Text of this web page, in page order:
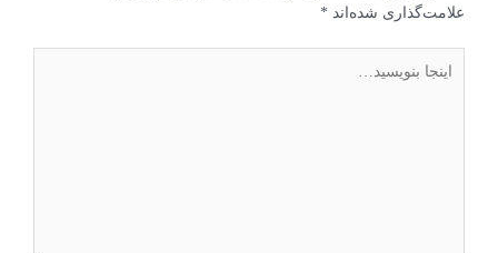
علامت‌گذاری شده‌اند *